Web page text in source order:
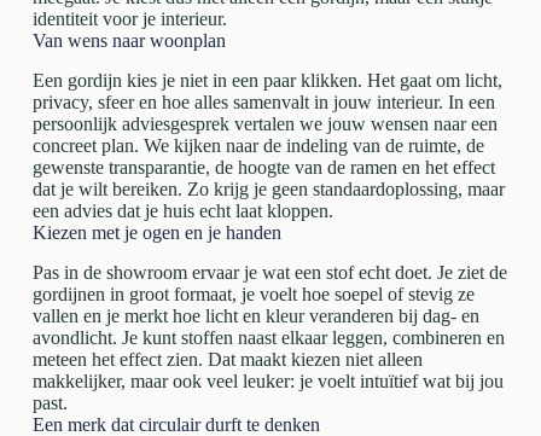
identiteit voor je interieur.
Van wens naar woonplan
Een gordijn kies je niet in een paar klikken. Het gaat om licht,
privacy, sfeer en hoe alles samenvalt in jouw interieur. In een
persoonlijk adviesgesprek vertalen we jouw wensen naar een
concreet plan. We kijken naar de indeling van de ruimte, de
gewenste transparantie, de hoogte van de ramen en het effect
dat je wilt bereiken. Zo krijg je geen standaardoplossing, maar
een advies dat je huis echt laat kloppen.
Kiezen met je ogen en je handen
Pas in de showroom ervaar je wat een stof echt doet. Je ziet de
gordijnen in groot formaat, je voelt hoe soepel of stevig ze
vallen en je merkt hoe licht en kleur veranderen bij dag- en
avondlicht. Je kunt stoffen naast elkaar leggen, combineren en
meteen het effect zien. Dat maakt kiezen niet alleen
makkelijker, maar ook veel leuker: je voelt intuïtief wat bij jou
past.
Een merk dat circulair durft te denken